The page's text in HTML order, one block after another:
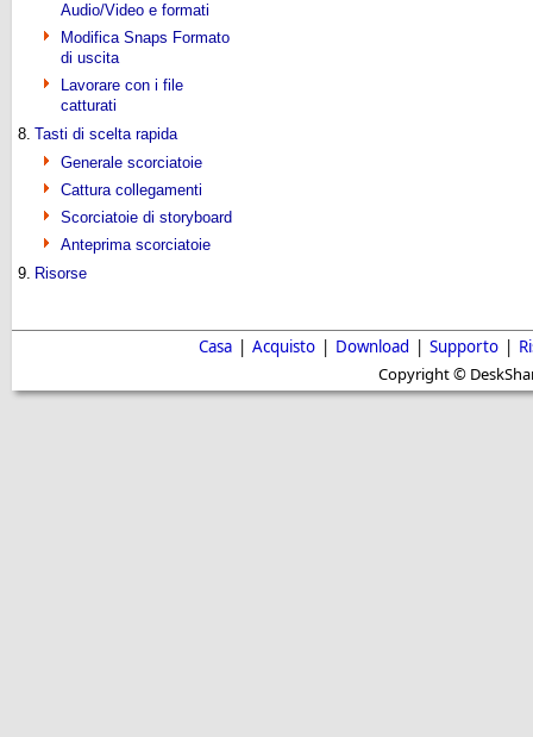
Audio/Video e formati
Modifica Snaps Formato
di uscita
Lavorare con i file
catturati
8. Tasti di scelta rapida
Generale scorciatoie
Cattura collegamenti
Scorciatoie di storyboard
Anteprima scorciatoie
9. Risorse
Casa | Acquisto | Download | Supporto |
Copyright ©